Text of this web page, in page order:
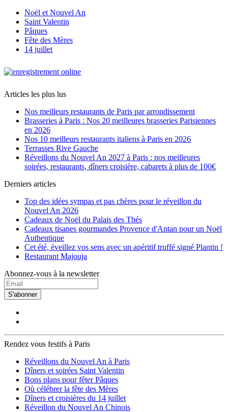
Noël et Nouvel An
Saint Valentin
Pâques
Fête des Mères
14 juillet
Articles les plus lus
Nos meilleurs restaurants de Paris par arrondissement
Brasseries à Paris : Nos 20 meilleures brasseries Parisiennes
en 2026
Nos 10 meilleurs restaurants italiens à Paris en 2026
Terrasses Rive Gauche
Réveillons du Nouvel An 2027 à Paris : nos meilleures
soirées, restaurants, dîners croisière, cabarets à plus de 100€
Derniers articles
Top des idées sympas et pas chères pour le réveillon du
Nouvel An 2026
Cadeaux de Noël du Palais des Thés
Cadeaux tisanes gourmandes Provence d'Antan pour un Noël
Authentique
Cet été, éveillez vos sens avec un apéritif truffé signé Plantin !
Restaurant Majouja
Abonnez-vous à la newsletter
S'abonner
Rendez vous festifs à Paris
Réveillons du Nouvel An à Paris
Dîners et soirées Saint Valentin
Bons plans pour fêter Pâques
Où célébrer la fête des Mères
Dîners et croisières du 14 juillet
Réveillon du Nouvel An Chinois